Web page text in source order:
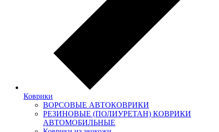
Коврики
ВОРСОВЫЕ АВТОКОВРИКИ
РЕЗИНОВЫЕ (ПОЛИУРЕТАН) КОВРИКИ
АВТОМОБИЛЬНЫЕ